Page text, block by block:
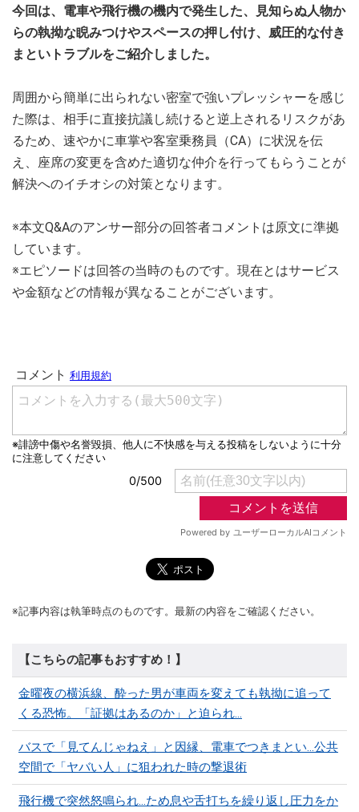
今回は、電車や飛行機の機内で発生した、見知らぬ人物か
らの執拗な睨みつけやスペースの押し付け、威圧的な付き
まといトラブルをご紹介しました。
周囲から簡単に出られない密室で強いプレッシャーを感じ
た際は、相手に直接抗議し続けると逆上されるリスクがあ
るため、速やかに車掌や客室乗務員（CA）に状況を伝
え、座席の変更を含めた適切な仲介を行ってもらうことが
解決へのイチオシの対策となります。
※本文Q&Aのアンサー部分の回答者コメントは原文に準拠
しています。
※エピソードは回答の当時のものです。現在とはサービス
や金額などの情報が異なることがございます。
※記事内容は執筆時点のものです。最新の内容をご確認ください。
【こちらの記事もおすすめ！】
金曜夜の横浜線、酔った男が車両を変えても執拗に追って
くる恐怖。「証拠はあるのか」と迫られ…
バスで「見てんじゃねえ」と因縁、電車でつきまとい…公共
空間で「ヤバい人」に狙われた時の撃退術
飛行機で突然怒鳴られ…ため息や舌打ちを繰り返し圧力をか